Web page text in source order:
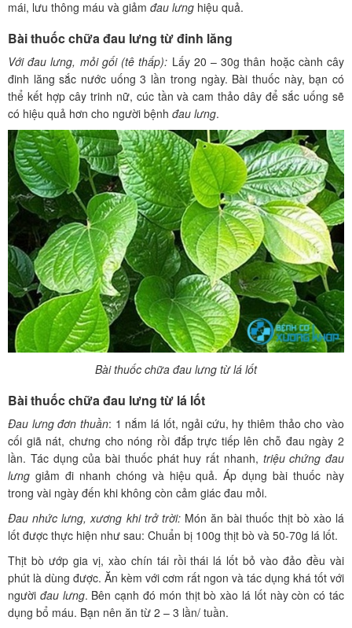
mái, lưu thông máu và giảm đau lưng hiệu quả.
Bài thuốc chữa đau lưng từ đinh lăng
Với đau lưng, mỏi gối (tê thấp): Lấy 20 – 30g thân hoặc cành cây
đinh lăng sắc nước uống 3 lần trong ngày. Bài thuốc này, bạn có
thể kết hợp cây trinh nữ, cúc tần và cam thảo dây để sắc uống sẽ
có hiệu quả hơn cho người bệnh đau lưng.
Bài thuốc chữa đau lưng từ lá lốt
Bài thuốc chữa đau lưng từ lá lốt
Đau lưng đơn thuần: 1 nắm lá lốt, ngải cứu, hy thiêm thảo cho vào
cối giã nát, chưng cho nóng rồi đắp trực tiếp lên chỗ đau ngày 2
lần. Tác dụng của bài thuốc phát huy rất nhanh, triệu chứng đau
lưng giảm đi nhanh chóng và hiệu quả. Áp dụng bài thuốc này
trong vài ngày đến khi không còn cảm giác đau mỏi.
Đau nhức lưng, xương khi trở trời:Món ăn bài thuốc thịt bò xào lá
lốt được thực hiện như sau: Chuẩn bị 100g thịt bò và 50-70g lá lốt.
Thịt bò ướp gia vị, xào chín tái rồi thái lá lốt bỏ vào đảo đều vài
phút là dùng được. Ăn kèm với cơm rất ngon và tác dụng khá tốt với
người đau lưng. Bên cạnh đó món thịt bò xào lá lốt này còn có tác
dụng bổ máu. Bạn nên ăn từ 2 – 3 lần/ tuần.